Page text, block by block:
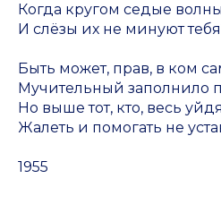
Когда кругом седые
И слёзы их не минуют
Быть может, прав, в ком
Мучительный заполнило
Но выше тот, кто, весь
Жалеть и помогать не
1955